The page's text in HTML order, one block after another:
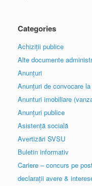
Categories
Achiziții publice
Alte documente
Anunțuri
Anunțuri de convocare
Anunturi imobiliare
Anunțuri publice
Asistență socială
Avertizări SVSU
Buletin informativ
Cariere – concurs pe
declarații avere &